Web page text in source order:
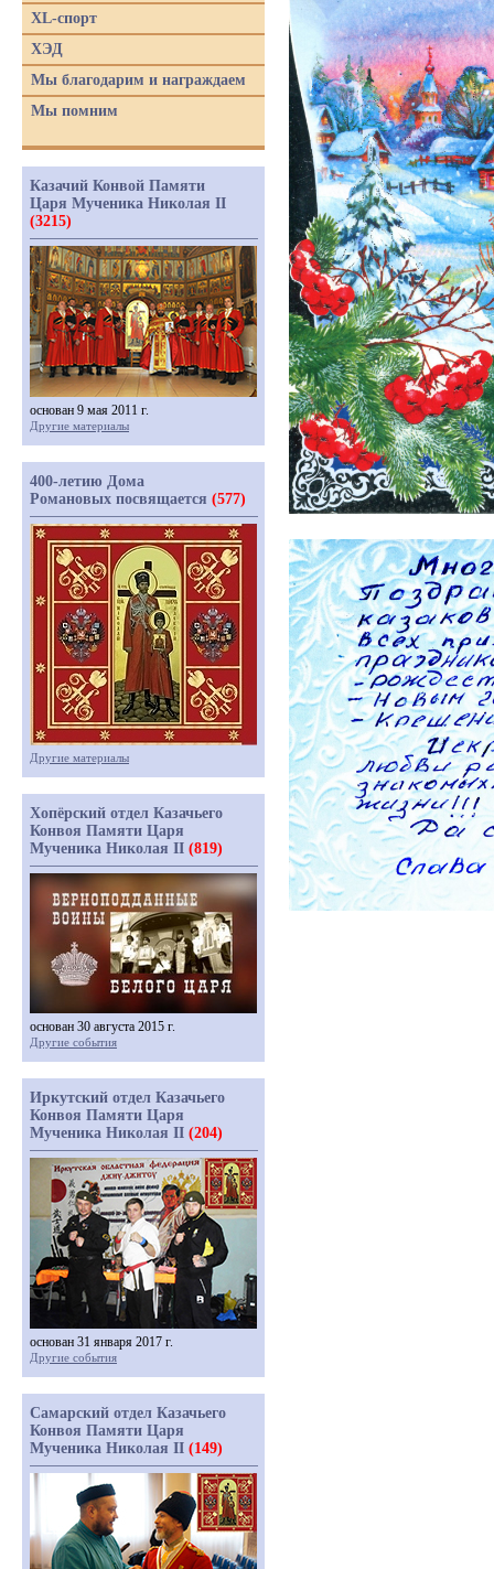
XL-спорт
ХЭД
Мы благодарим и награждаем
Мы помним
Казачий Конвой Памяти
Царя Мученика Николая II
(3215)
основан 9 мая 2011 г.
Другие материалы
400-летию Дома
Романовых посвящается (577)
Другие материалы
Хопёрский отдел Казачьего
Конвоя Памяти Царя
Мученика Николая II (819)
основан 30 августа 2015 г.
Другие события
Иркутский отдел Казачьего
Конвоя Памяти Царя
Мученика Николая II (204)
основан 31 января 2017 г.
Другие события
Самарский отдел Казачьего
Конвоя Памяти Царя
Мученика Николая II (149)